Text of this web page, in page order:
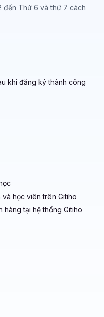
đến Thứ 6 và thứ 7 cách
khi đăng ký thành công
học viên trên Gitiho
hàng tại hệ thống Gitiho